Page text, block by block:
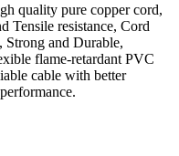
quality pure copper cord,
Tensile resistance, Cord
Strong and Durable,
flame-retardant PVC
cable with better